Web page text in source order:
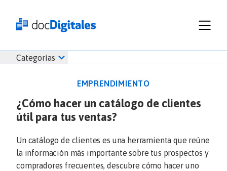
Empresas
Prueba Gratis
Iniciar Sesión
Ventas 686 520 0479
Iniciar
sesión
Línea
docDigitales
Categorías
Inicio
Nómina
Emprendimiento
Noticias
EMPRENDIMIENTO
¿Cómo hacer un catálogo de clientes
útil para tus ventas?
Un catálogo de clientes es una herramienta que reúne
la información más importante sobre tus prospectos y
compradores frecuentes, descubre cómo hacer uno